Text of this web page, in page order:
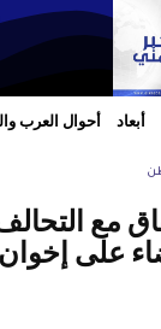
أبعاد أحوال العرب
مع
على